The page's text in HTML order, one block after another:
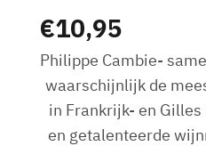
€10,95
Philippe Cambie-
waarschijnlijk de
in Frankrijk- en
en getalenteerde